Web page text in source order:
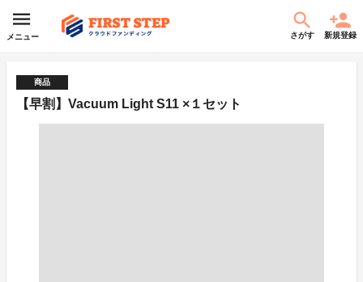
メニュー さがす 新規登録
商品
【早割】Vacuum Light S11 ×１セット